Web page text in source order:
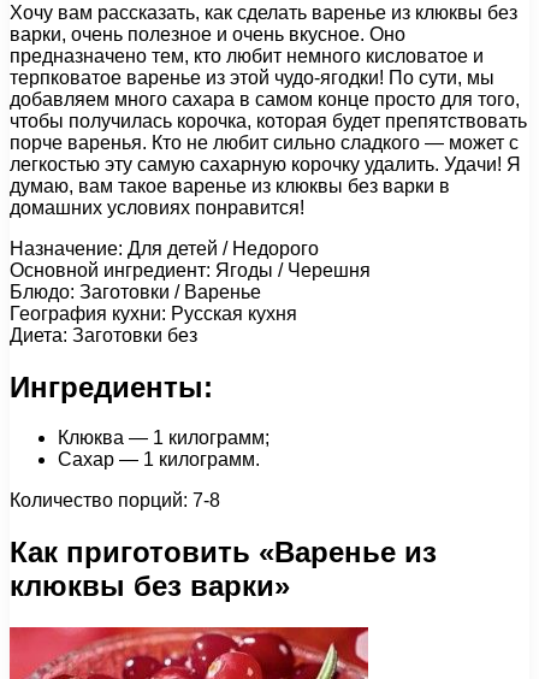
Хочу вам рассказать, как сделать варенье из клюквы без
варки, очень полезное и очень вкусное. Оно
предназначено тем, кто любит немного кисловатое и
терпковатое варенье из этой чудо-ягодки! По сути, мы
добавляем много сахара в самом конце просто для того,
чтобы получилась корочка, которая будет препятствовать
порче варенья. Кто не любит сильно сладкого — может с
легкостью эту самую сахарную корочку удалить. Удачи! Я
думаю, вам такое варенье из клюквы без варки в
домашних условиях понравится!
Назначение: Для детей / Недорого
Основной ингредиент: Ягоды / Черешня
Блюдо: Заготовки / Варенье
География кухни: Русская кухня
Диета: Заготовки без
Ингредиенты:
Клюква — 1 килограмм;
Сахар — 1 килограмм.
Количество порций: 7-8
Как приготовить «Варенье из
клюквы без варки»